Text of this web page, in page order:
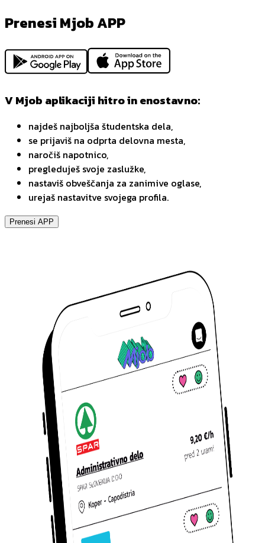
Prenesi Mjob APP
V Mjob aplikaciji hitro in enostavno:
najdeš najboljša študentska dela,
se prijaviš na odprta delovna mesta,
naročiš napotnico,
pregleduješ svoje zaslužke,
nastaviš obveščanja za zanimive oglase,
urejaš nastavitve svojega profila.
Prenesi APP